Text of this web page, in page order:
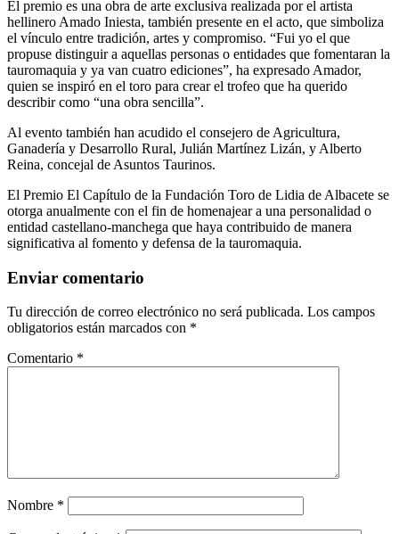
El premio es una obra de arte exclusiva realizada por el artista
hellinero Amado Iniesta, también presente en el acto, que simboliza
el vínculo entre tradición, artes y compromiso. “Fui yo el que
propuse distinguir a aquellas personas o entidades que fomentaran la
tauromaquia y ya van cuatro ediciones”, ha expresado Amador,
quien se inspiró en el toro para crear el trofeo que ha querido
describir como “una obra sencilla”.
Al evento también han acudido el consejero de Agricultura,
Ganadería y Desarrollo Rural, Julián Martínez Lizán, y Alberto
Reina, concejal de Asuntos Taurinos.
El Premio El Capítulo de la Fundación Toro de Lidia de Albacete se
otorga anualmente con el fin de homenajear a una personalidad o
entidad castellano-manchega que haya contribuido de manera
significativa al fomento y defensa de la tauromaquia.
Enviar comentario
Tu dirección de correo electrónico no será publicada. Los campos
obligatorios están marcados con *
Comentario *
Nombre *